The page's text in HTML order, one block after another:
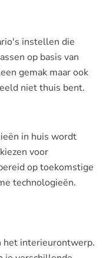
instellen die
op basis van
gemak maar ook
niet thuis bent.
in huis wordt
voor
op toekomstige
technologieën.
het interieurontwerp.